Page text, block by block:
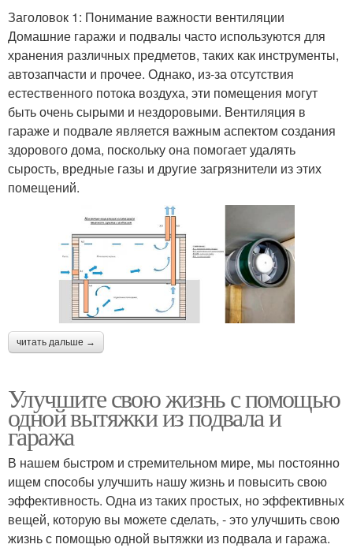
Заголовок 1: Понимание важности вентиляции
Домашние гаражи и подвалы часто используются для
хранения различных предметов, таких как инструменты,
автозапчасти и прочее. Однако, из-за отсутствия
естественного потока воздуха, эти помещения могут
быть очень сырыми и нездоровыми. Вентиляция в
гараже и подвале является важным аспектом создания
здорового дома, поскольку она помогает удалять
сырость, вредные газы и другие загрязнители из этих
помещений.
читать дальше →
Улучшите свою жизнь с помощью
одной вытяжки из подвала и
гаража
В нашем быстром и стремительном мире, мы постоянно
ищем способы улучшить нашу жизнь и повысить свою
эффективность. Одна из таких простых, но эффективных
вещей, которую вы можете сделать, - это улучшить свою
жизнь с помощью одной вытяжки из подвала и гаража.